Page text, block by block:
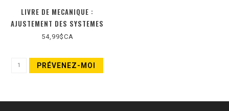
LIVRE DE MECANIQUE :
AJUSTEMENT DES SYSTEMES
DE VITESSES ET DE FREINS
54,99$CA
PRÉVENEZ-MOI